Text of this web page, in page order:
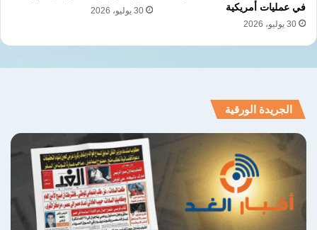
في عمليات أمريكية
30 يوليو، 2026
30 يوليو، 2026
الجريدة الورقية